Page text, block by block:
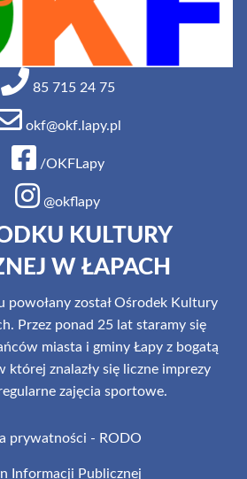
85 715 24 75
okf@okf.lapy.pl
/OKFLapy
@okflapy
KULTURY
W ŁAPACH
powołany został Ośrodek Kultury
Przez ponad 25 lat staramy się
miasta i gminy Łapy z bogatą
znalazły się liczne imprezy
zajęcia sportowe.
prywatności - RODO
Informacji Publicznej